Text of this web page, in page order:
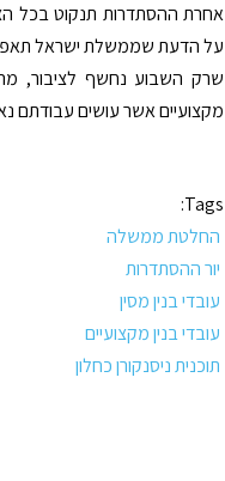
אחרת ההסתדרות תנקוט בכל
על הדעת שממשלת ישראל
שרק השבוע נחשף לציבור,
מקצועיים אשר עושים עבודתם
Tags:
החלטת ממשלה
יור ההסתדרות
עובדי בנין מסין
עובדי בנין מקצועיים
תוכנית ניסנקורן כחלון